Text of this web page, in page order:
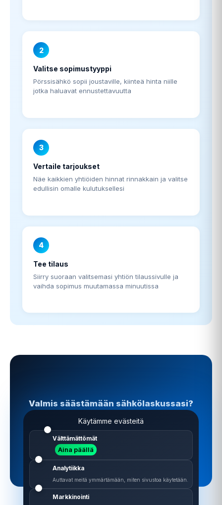
2
Valitse sopimustyyppi
Pörssisähkö sopii joustaville, kiinteä hinta niille
jotka haluavat ennustettavuutta
3
Vertaile tarjoukset
Näe kaikkien yhtiöiden hinnat rinnakkain ja valitse
edullisin omalle kulutuksellesi
4
Tee tilaus
Siirry suoraan valitsemasi yhtiön tilaussivulle ja
vaihda sopimus muutamassa minuutissa
Valmis säästämään sähkölaskussasi?
Vertailu on ilmainen, nopea ja sitoumukseton.
Löydä halvin sähkö nyt
Käytämme evästeitä
Välttämättömät
Aina päällä
Analytiikka
Auttavat meitä ymmärtämään, miten sivustoa käytetään.
Markkinointi